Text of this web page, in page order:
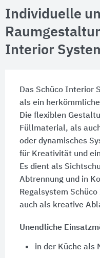
Individuelle
Interior
Das Schüco Interior
als ein
Die flexiblen
Füllmaterial, als
oder dynamisches
für Kreativität und
Es dient als
Abtrennung und in
Regalsystem
auch als kreative
Unendliche
in der Küche als